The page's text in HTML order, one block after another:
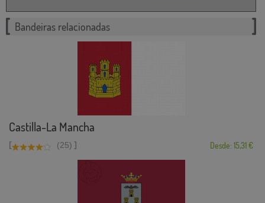
Bandeiras relacionadas
Castilla-La Mancha
[ (25) ] Desde: 15,31 €